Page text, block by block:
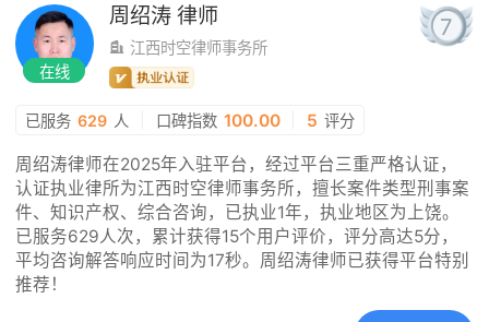
在线
周绍涛 律师
江西时空律师事务所
7
已服务 629 人 口碑指数 100.00 5 评分
周绍涛律师在2025年入驻平台，经过平台三重严格认证，
认证执业律所为江西时空律师事务所，擅长案件类型刑事案
件、知识产权、综合咨询，已执业1年，执业地区为上饶。
已服务629人次，累计获得15个用户评价，评分高达5分，
平均咨询解答响应时间为17秒。周绍涛律师已获得平台特别
推荐！